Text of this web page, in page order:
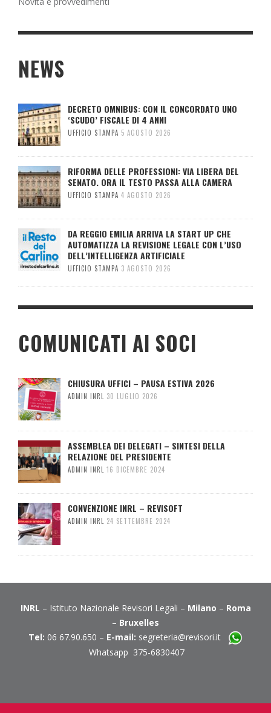
NEWS
DECRETO OMNIBUS: CON IL CONCORDATO UNO
‘SCUDO’ FISCALE DI 4 ANNI
UFFICIO STAMPA 5 AGOSTO 2026
RIFORMA DELLE PROFESSIONI: VIA LIBERA DEL
SENATO. ORA IL TESTO PASSA ALLA CAMERA
UFFICIO STAMPA 4 AGOSTO 2026
DA REGGIO EMILIA ARRIVA LA START UP CHE
AUTOMATIZZA LA REVISIONE LEGALE CON L’USO
DELL’INTELLIGENZA ARTIFICIALE
UFFICIO STAMPA 3 AGOSTO 2026
COMUNICATI AI SOCI
CHIUSURA UFFICI – PAUSA ESTIVA 2026
ADMIN INRL 30 LUGLIO 2026
ASSEMBLEA DEI DELEGATI – SINTESI DELLA
RELAZIONE DEL PRESIDENTE
ADMIN INRL 16 DICEMBRE 2024
CONVENZIONE INRL – REVISOFT
ADMIN INRL 24 SETTEMBRE 2024
INRL – Istituto Nazionale Revisori Legali – Milano – Roma
– Bruxelles
Tel: 06 67.90.650 – E-mail: segreteria@revisori.it
Whatsapp 375-6830407